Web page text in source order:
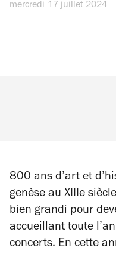
mercredi 17 juillet 2024
800 ans d’art et
genèse au XIIIe
bien grandi pour
accueillant toute
concerts. En cette